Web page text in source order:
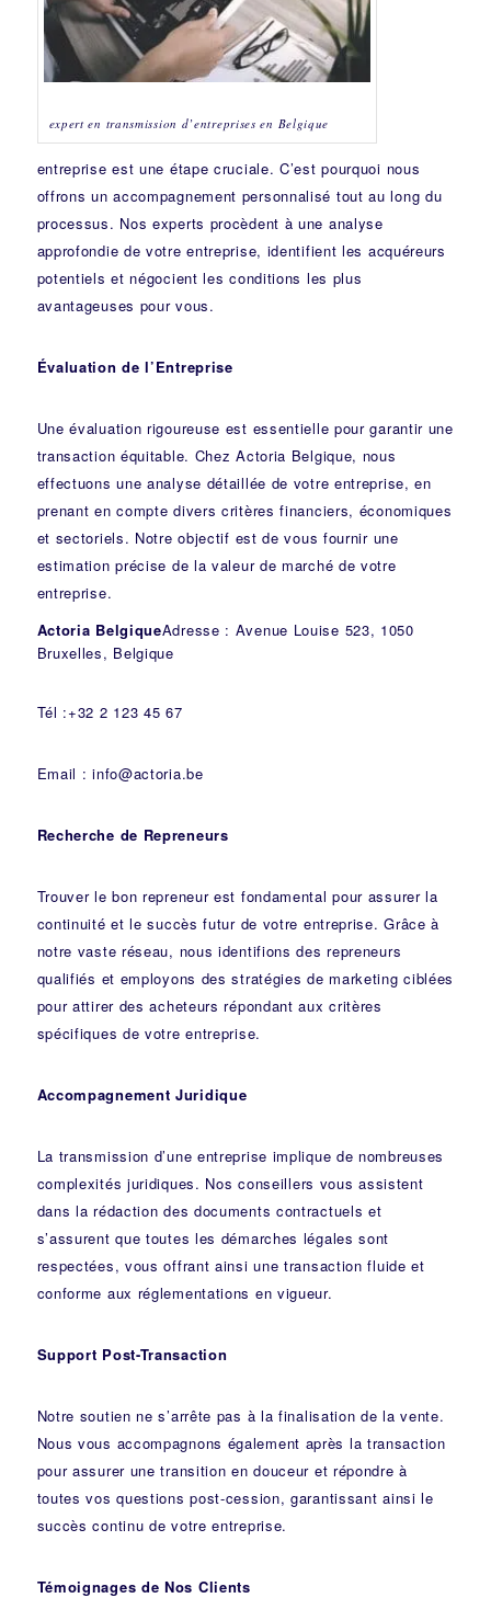
expert en transmission d’entreprises en Belgique
entreprise est une étape cruciale. C’est pourquoi nous
offrons un accompagnement personnalisé tout au long du
processus. Nos experts procèdent à une analyse
approfondie de votre entreprise, identifient les acquéreurs
potentiels et négocient les conditions les plus
avantageuses pour vous.
Évaluation de l’Entreprise
Une évaluation rigoureuse est essentielle pour garantir une
transaction équitable. Chez Actoria Belgique, nous
effectuons une analyse détaillée de votre entreprise, en
prenant en compte divers critères financiers, économiques
et sectoriels. Notre objectif est de vous fournir une
estimation précise de la valeur de marché de votre
entreprise.
Actoria BelgiqueAdresse : Avenue Louise 523, 1050
Bruxelles, Belgique
Tél :+32 2 123 45 67
Email : info@actoria.be
Recherche de Repreneurs
Trouver le bon repreneur est fondamental pour assurer la
continuité et le succès futur de votre entreprise. Grâce à
notre vaste réseau, nous identifions des repreneurs
qualifiés et employons des stratégies de marketing ciblées
pour attirer des acheteurs répondant aux critères
spécifiques de votre entreprise.
Accompagnement Juridique
La transmission d’une entreprise implique de nombreuses
complexités juridiques. Nosconseillers vous assistent
dans la rédaction des documents contractuels et
s’assurent que toutes les démarches légales sont
respectées, vous offrant ainsi une transaction fluide et
conforme aux réglementations en vigueur.
Support Post-Transaction
Notre soutien ne s’arrête pas à la finalisation de la vente.
Nous vous accompagnons également après la transaction
pour assurer une transition en douceur et répondre à
toutes vos questions post-cession, garantissant ainsi le
succès continu de votre entreprise.
Témoignages de Nos Clients